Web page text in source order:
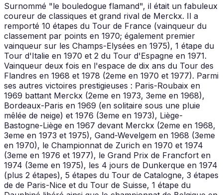
Surnommé "le bouledogue flamand", il était un fabuleux
coureur de classiques et grand rival de Merckx. Il a
remporté 10 étapes du Tour de France (vainqueur du
classement par points en 1970; également premier
vainqueur sur les Champs-Elysées en 1975), 1 étape du
Tour d'Italie en 1970 et 2 du Tour d'Espagne en 1971.
Vainqueur deux fois en l'espace de dix ans du Tour des
Flandres en 1968 et 1978 (2eme en 1970 et 1977). Parmi
ses autres victoires prestigieuses : Paris-Roubaix en
1969 battant Merckx (2eme en 1973, 3eme en 1968),
Bordeaux-Paris en 1969 (en solitaire sous une pluie
mêlée de neige) et 1976 (3eme en 1973), Liège-
Bastogne-Liège en 1967 devant Merckx (2eme en 1968,
3eme en 1973 et 1975), Gand-Wevelgem en 1968 (3eme
en 1970), le Championnat de Zurich en 1970 et 1974
(3eme en 1976 et 1977), le Grand Prix de Francfort en
1974 (3eme en 1975), les 4 jours de Dunkerque en 1974
(plus 2 étapes), 5 étapes du Tour de Catalogne, 3 étapes
de de Paris-Nice et du Tour de Suisse, 1 étape du